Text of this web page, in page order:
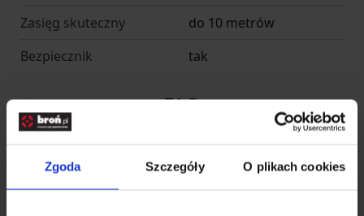
Zgoda Szczegóły O plikach cookies
podczas treningu taktycznego oraz strzelaniu do
celów reaktywnych.
pozwala zachować bezpieczny dystans od
ewentualnego napastnika.
Walther T4E PDP Compact kal. 43 ma system
blow-back, który realistycznie imituje odrzut, jaki
Zasięg skuteczny
do 10 metrów
Bezpiecznik
tak
FAQ